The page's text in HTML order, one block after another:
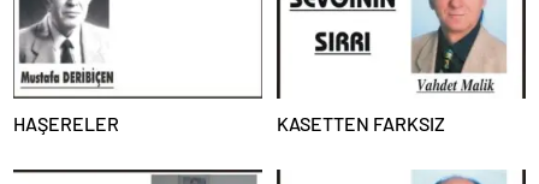
HAŞERELER KASETTEN FARKSIZ